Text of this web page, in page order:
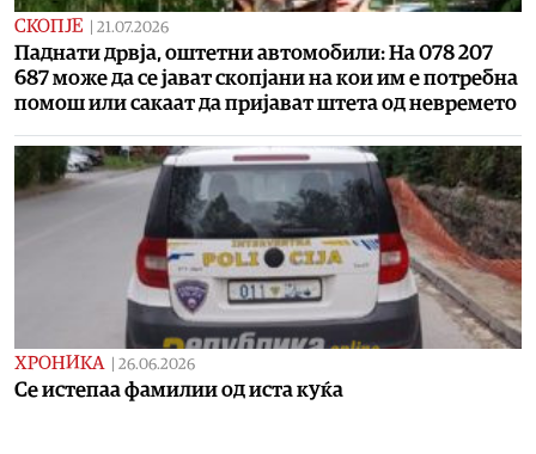
СКОПЈЕ 21.07.2026
Паднати дрвја, оштетни автомобили: На 078 207
687 може да се јават скопјани на кои им е потребна
помош или сакаат да пријават штета од невремето
ХРОНИКА 26.06.2026
Се истепаа фамилии од иста куќа